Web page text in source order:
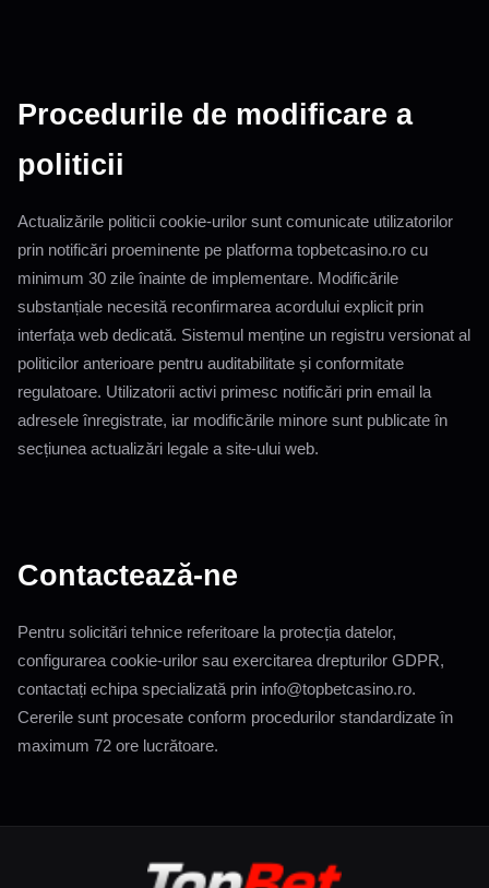
Procedurile de modificare a
politicii
Actualizările politicii cookie-urilor sunt comunicate utilizatorilor
prin notificări proeminente pe platforma topbetcasino.ro cu
minimum 30 zile înainte de implementare. Modificările
substanțiale necesită reconfirmarea acordului explicit prin
interfața web dedicată. Sistemul menține un registru versionat al
politicilor anterioare pentru auditabilitate și conformitate
regulatoare. Utilizatorii activi primesc notificări prin email la
adresele înregistrate, iar modificările minore sunt publicate în
secțiunea actualizări legale a site-ului web.
Contactează-ne
Pentru solicitări tehnice referitoare la protecția datelor,
configurarea cookie-urilor sau exercitarea drepturilor GDPR,
contactați echipa specializată prin info@topbetcasino.ro.
Cererile sunt procesate conform procedurilor standardizate în
maximum 72 ore lucrătoare.